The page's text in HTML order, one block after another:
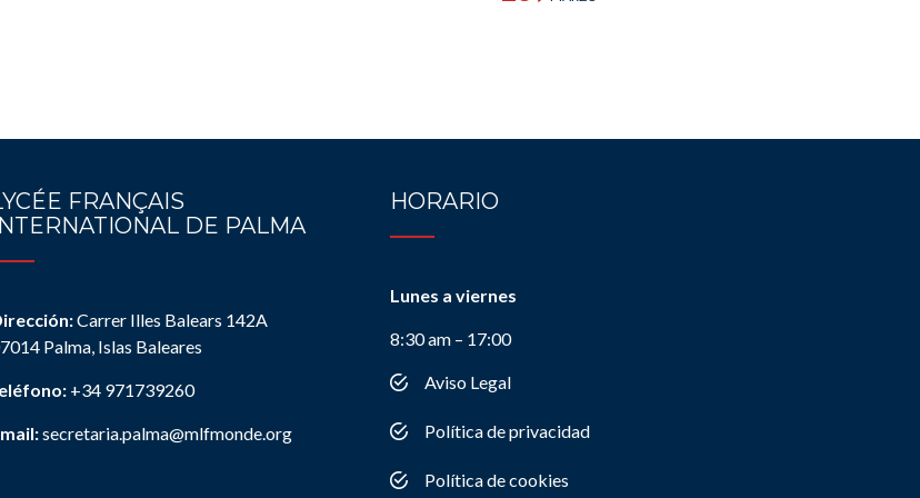
FRANÇAIS
DE PALMA
Carrer Illes Balears 142A
Palma, Islas Baleares
+34 971739260
secretaria.palma@mlfmonde.org
HORARIO
Lunes a viernes
8:30 am – 17:00
Aviso Legal
Política de privacidad
Política de cookies